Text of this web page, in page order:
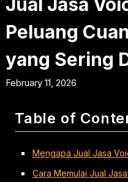
Peluang
yang Sering
February 11, 2026
Table of
Mengapa Jual Jasa
Cara Memulai Jual